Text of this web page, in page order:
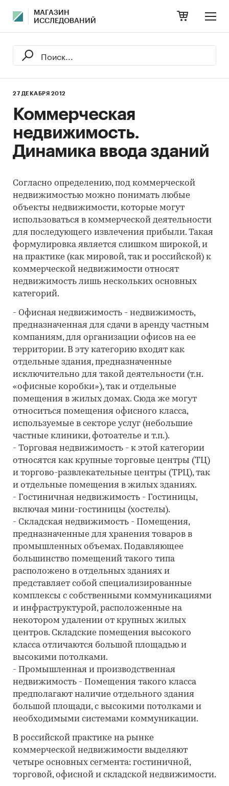
МАГАЗИН
ИССЛЕДОВАНИЙ
27 ДЕКАБРЯ 2012
Коммерческая
недвижимость.
Динамика ввода зданий
Согласно определению, под коммерческой
недвижимостью можно понимать любые
объекты недвижимости, которые могут
использоваться в коммерческой деятельности
для последующего извлечения прибыли. Такая
формулировка является слишком широкой, и
на практике (как мировой, так и российской) к
коммерческой недвижимости относят
недвижимость лишь нескольких основных
категорий.
- Офисная недвижимость - недвижимость,
предназначенная для сдачи в аренду частным
компаниям, для организации офисов на ее
территории. В эту категорию входят как
отдельные здания, предназначенные
исключительно для такой деятельности (т.н.
«офисные коробки»), так и отдельные
помещения в жилых домах. Сюда же могут
относиться помещения офисного класса,
используемые в секторе услуг (небольшие
частные клиники, фотоателье и т.п.).
- Торговая недвижимость - к этой категории
относятся как крупные торговые центры (ТЦ)
и торгово-развлекательные центры (ТРЦ), так
и отдельные помещения в жилых зданиях.
- Гостиничная недвижимость - Гостиницы,
включая мини-гостиницы (хостелы).
- Складская недвижимость - Помещения,
предназначенные для хранения товаров в
промышленных объемах. Подавляющее
большинство помещений такого типа
расположено в отдельных зданиях и
представляет собой специализированные
комплексы с собственными коммуникациями
и инфраструктурой, расположенные на
некотором удалении от крупных жилых
центров. Складские помещения высокого
класса отличаются большой площадью и
высокими потолками.
- Промышленная и производственная
недвижимость - Помещения такого класса
предполагают наличие отдельного здания
большой площади, с высокими потолками и
необходимыми системами коммуникации.
В российской практике на рынке
коммерческой недвижимости выделяют
четыре основных сегмента: гостиничной,
торговой, офисной и складской недвижимости.